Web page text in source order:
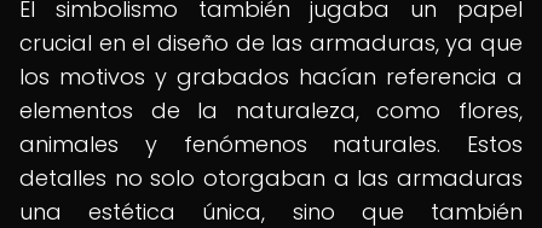
El simbolismo también jugaba un papel
crucial en el diseño de las armaduras, ya que
los motivos y grabados hacían referencia a
elementos de la naturaleza, como flores,
animales y fenómenos naturales. Estos
detalles no solo otorgaban a las armaduras
una estética única, sino que también